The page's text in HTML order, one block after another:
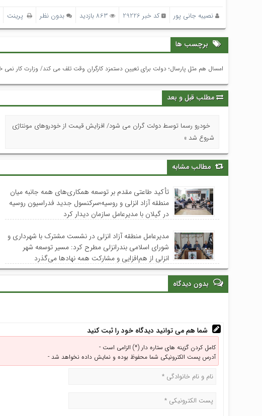
نصیبه جانی پور کد خبر 29226 863 بازدید بدون نظر پرینت
برچسب ها
امسال هم مثل پارسال؛ دولت برای تعیین دستمزد کارگران وقت تلف می کند/ وزارت کار نمی
مطلب قبل و بعد
خودرو رسما توسط دولت گران می شود/ افزایش قیمت از خودروهای مونتاژی
شروع شد »
مطالب مشابه
تأکید طاعتی مقدم بر توسعه همکاری‌های همه جانبه میان
منطقه آزاد انزلی و روسیه؛سرکنسول جدید فدراسیون روسیه
در گیلان با مدیرعامل سازمان دیدار کرد
مدیرعامل منطقه آزاد انزلی در نشست مشترک با شهرداری و
شورای اسلامی بندرانزلی مطرح کرد: مسیر توسعه شهر
انزلی از هم‌افزایی و مشارکت همه نهادها می‌گذرد
بدون دیدگاه
شما هم می توانید دیدگاه خود را ثبت کنید
کامل کردن گزینه های ستاره دار (*) الزامی است -
آدرس پست الکترونیکی شما محفوظ بوده و نمایش داده نخواهد شد -